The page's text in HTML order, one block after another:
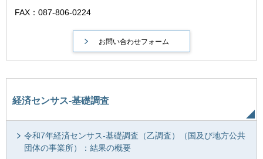
FAX：087-806-0224
経済センサス-基礎調査
令和7年経済センサス-基礎調査（乙調査）（国及び地方公共
団体の事業所）：結果の概要